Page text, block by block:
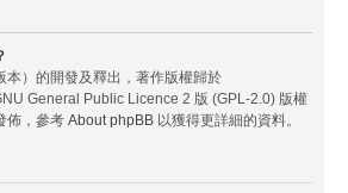
本）的開發及釋出，著作版權歸於
General Public Licence 2 版 (GPL-2.0) 版權
佈，參考 About phpBB 以獲得更詳細的資料。